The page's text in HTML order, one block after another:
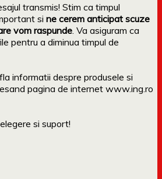
transmis! Stim ca timpul
si ne cerem anticipat scuze
vom raspunde . Va asiguram ca
pentru a diminua timpul de
informatii despre produsele si
pagina de internet www.ing.ro
si suport!